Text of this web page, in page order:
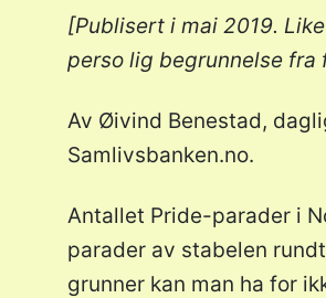
[Publisert i mai 2019.
perso lig begrunnelse fra
Av Øivind Benestad,
Samlivsbanken.no.
Antallet Pride-parader i
parader av stabelen
grunner kan man ha for